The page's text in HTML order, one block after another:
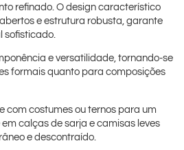
refinado. O design característico
e estrutura robusta, garante
sofisticado.
e versatilidade, tornando-se
formais quanto para composições
com costumes ou ternos para um
calças de sarja e camisas leves
e descontraído.